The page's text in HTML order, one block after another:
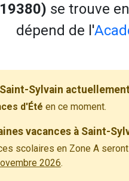
se trouve en
dépend de l'
Sylvain
d'Été en ce moment.
vacances à Saint-
scolaires en Zone A
2026.